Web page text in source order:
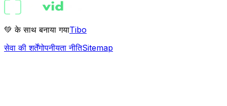
💚 के साथ बनाया गयाTibo
सेवा की शर्तेंगोपनीयता नीतिSitemap